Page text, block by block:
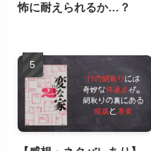
怖に耐えられるか…？